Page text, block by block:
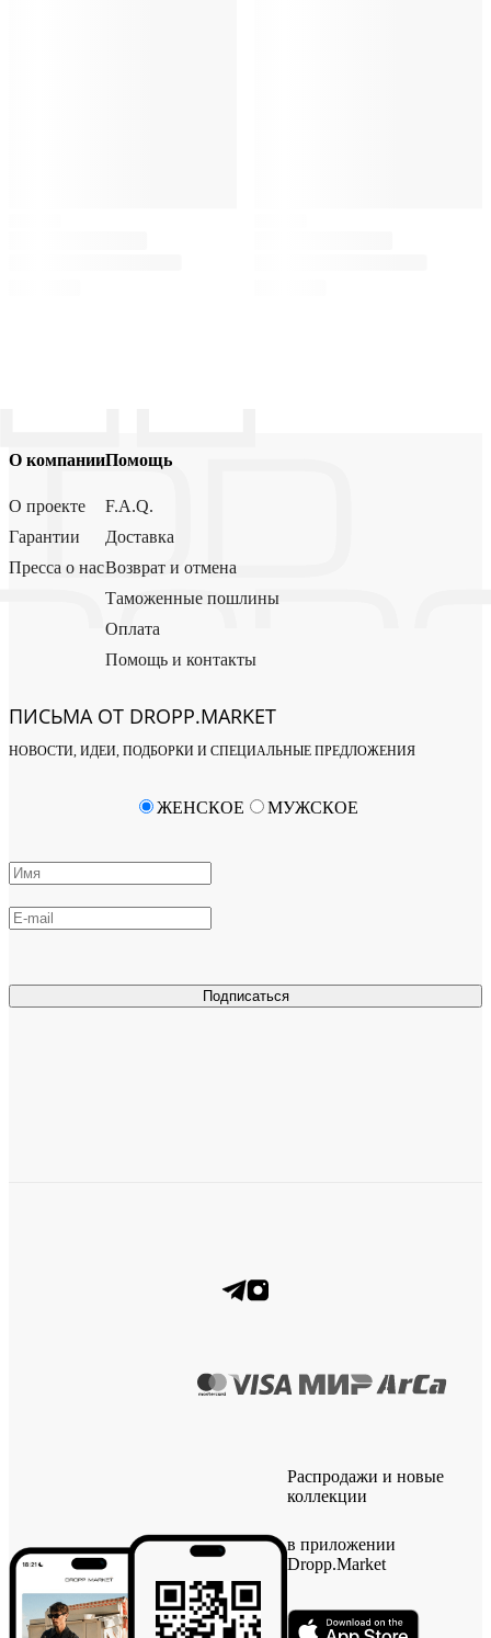
О компании
О проекте
Гарантии
Пресса о нас
Помощь
F.A.Q.
Доставка
Возврат и отмена
Таможенные пошлины
Оплата
Помощь и контакты
ПИСЬМА ОТ DROPP.MARKET
НОВОСТИ, ИДЕИ, ПОДБОРКИ И СПЕЦИАЛЬНЫЕ ПРЕДЛОЖЕНИЯ
Подписаться
ЖЕНСКОЕ МУЖСКОЕ
Распродажи и новые
коллекции
в приложении
Dropp.Market